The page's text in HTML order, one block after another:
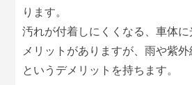
ります。
汚れが付着しにくくなる、車体
メリットがありますが、雨や紫
というデメリットを持ちます。